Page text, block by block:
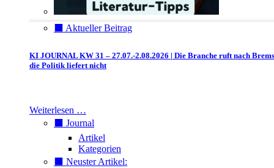
⬛️ Aktueller Beitrag
KI JOURNAL KW 31 – 27.07.-2.08.2026 | Die Branche ruft nach
die Politik liefert nicht
Weiterlesen …
⬛️ Journal
Artikel
Kategorien
⬛️ Neuster Artikel: